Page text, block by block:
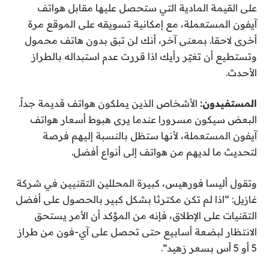
على القيمة المادية التي ستحصل عليها مقابل هواتف
آيفون المستعملة، مع إمكانية تسويقه على الموقع مرة
أخرى لاحقا. بمعنى آخر، أنك لن تبق بدون هاتف محمول
وتستطيع أن تغيّر رأيك اذا قررت عدم استبداله بالطراز
الأحدث.
المستفيدون: الأشخاص الذين يملكون هواتف قديمة جداً.
البعض سيكون مسرورا عندما يرى هبوط أسعار هواتف
آيفون المستعملة، لأنها ستظل بالنسبة إليهم فرصة
لتحديث ما لديهم من هواتف إلى أنواع أفضل.
وتقول أليسا فورهيس، كبيرة المحللين التقنيين في شركة
غازيل: “اذا لم تكن مكترثا بشكل كبير بالحصول على أفضل
التقنيات على الإطلاق، فإنه من المؤكد أن الأمر يستحق
الانتظار لبضعة أسابيع حتى تحصل على آي-فون من طراز
5 أو 5 أس بسعر زهيد”.